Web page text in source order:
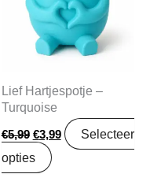
Lief Hartjespotje –
Turquoise
€5,99 €3,99
Selecteer
opties